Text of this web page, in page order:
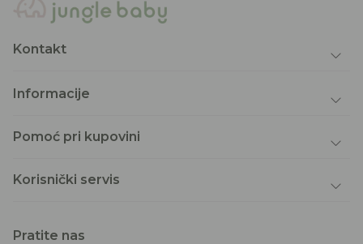
Kontakt
Informacije
Pomoć pri kupovini
Korisnički servis
Pratite nas